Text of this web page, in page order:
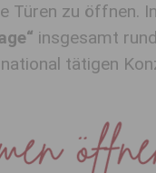
Türen zu öffnen.
insgesamt rund
tätigen